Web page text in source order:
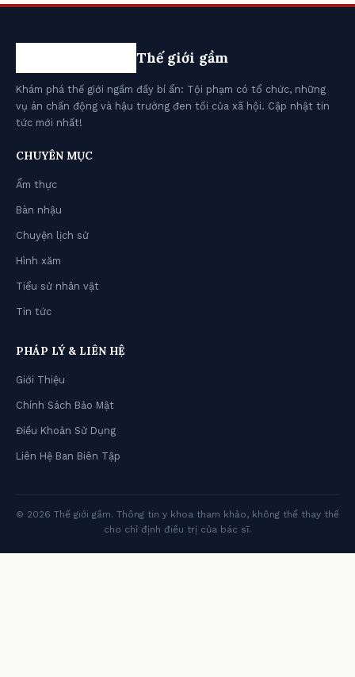
Thế giới gầm
Khám phá thế giới ngầm đầy bí ẩn: Tội phạm có tổ chức, những
vụ án chấn động và hậu trường đen tối của xã hội. Cập nhật tin
tức mới nhất!
CHUYÊN MỤC
Ẩm thực
Bàn nhậu
Chuyện lịch sử
Hình xăm
Tiểu sử nhân vật
Tin tức
PHÁP LÝ & LIÊN HỆ
Giới Thiệu
Chính Sách Bảo Mật
Điều Khoản Sử Dụng
Liên Hệ Ban Biên Tập
© 2026 Thế giới gầm. Thông tin y khoa tham khảo, không thể thay thế
cho chỉ định điều trị của bác sĩ.